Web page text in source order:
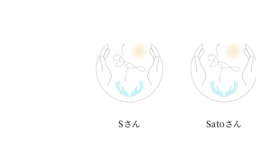
Sさん Satoさん